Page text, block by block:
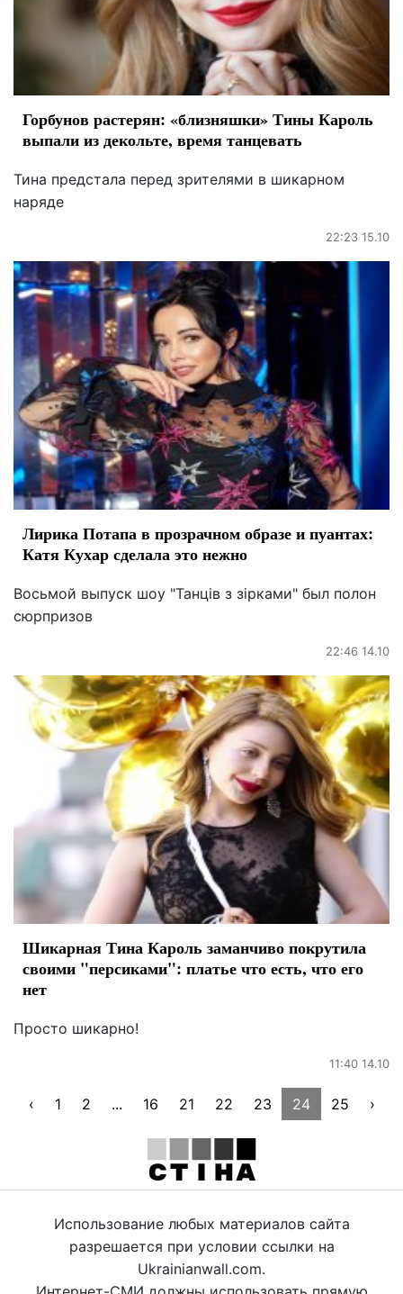
Горбунов растерян: «близняшки» Тины Кароль
выпали из декольте, время танцевать
Тина предстала перед зрителями в шикарном
наряде
22:23 15.10
Лирика Потапа в прозрачном образе и пуантах:
Катя Кухар сделала это нежно
Восьмой выпуск шоу "Танців з зірками" был полон
сюрпризов
22:46 14.10
Шикарная Тина Кароль заманчиво покрутила
своими "персиками": платье что есть, что его
нет
Просто шикарно!
11:40 14.10
‹ 1 2 ... 16 21 22 23 24 25 ›
Использование любых материалов сайта
разрешается при условии ссылки на
Ukrainianwall.com.